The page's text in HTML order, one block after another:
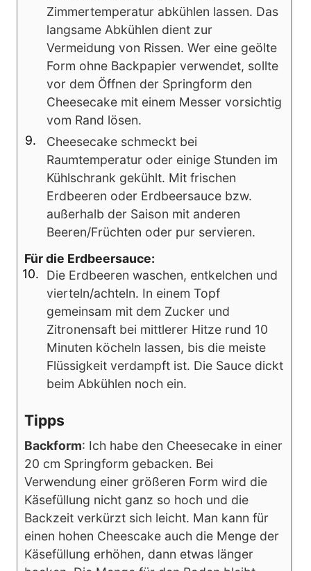
Zimmertemperatur abkühlen lassen. Das
langsame Abkühlen dient zur
Vermeidung von Rissen. Wer eine geölte
Form ohne Backpapier verwendet, sollte
vor dem Öffnen der Springform den
Cheesecake mit einem Messer vorsichtig
vom Rand lösen.
Cheesecake schmeckt bei
Raumtemperatur oder einige Stunden im
Kühlschrank gekühlt. Mit frischen
Erdbeeren oder Erdbeersauce bzw.
außerhalb der Saison mit anderen
Beeren/Früchten oder pur servieren.
Für die Erdbeersauce:
Die Erdbeeren waschen, entkelchen und
vierteln/achteln. In einem Topf
gemeinsam mit dem Zucker und
Zitronensaft bei mittlerer Hitze rund 10
Minuten köcheln lassen, bis die meiste
Flüssigkeit verdampft ist. Die Sauce dickt
beim Abkühlen noch ein.
Tipps
Backform: Ich habe den Cheesecake in einer
20 cm Springform gebacken. Bei
Verwendung einer größeren Form wird die
Käsefüllung nicht ganz so hoch und die
Backzeit verkürzt sich leicht. Man kann für
einen hohen Cheescake auch die Menge der
Käsefüllung erhöhen, dann etwas länger